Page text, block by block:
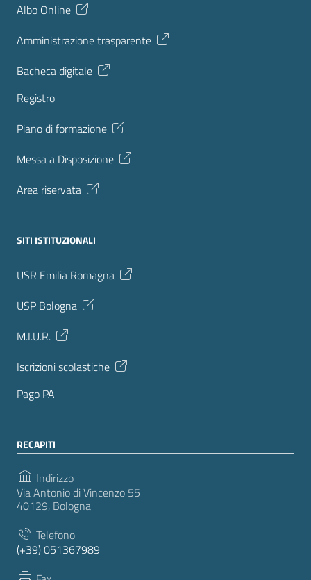
Albo Online
Amministrazione trasparente
Bacheca digitale
Registro
Piano di formazione
Messa a Disposizione
Area riservata
SITI ISTITUZIONALI
USR Emilia Romagna
USP Bologna
M.I.U.R.
Iscrizioni scolastiche
Pago PA
RECAPITI
Indirizzo
Via Antonio di Vincenzo 55
40129, Bologna
Telefono
(+39) 051367989